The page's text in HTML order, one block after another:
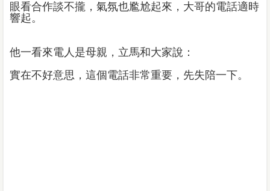
眼看合作談不攏，氣氛也尷尬起來，大哥的電話適時
響起。
他一看來電人是母親，立馬和大家說：
實在不好意思，這個電話非常重要，先失陪一下。